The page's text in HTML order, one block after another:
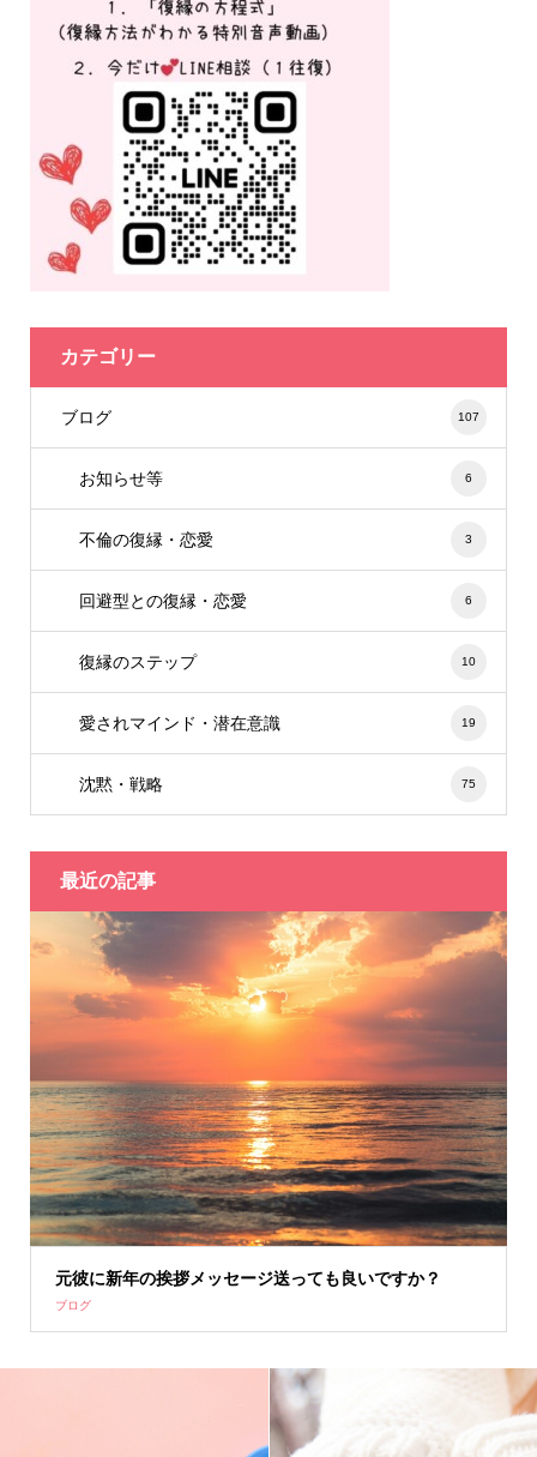
カテゴリー
ブログ 107
お知らせ等 6
不倫の復縁・恋愛 3
回避型との復縁・恋愛 6
復縁のステップ 10
愛されマインド・潜在意識 19
沈黙・戦略 75
最近の記事
元彼に新年の挨拶メッセージ送っても良いですか？
ブログ